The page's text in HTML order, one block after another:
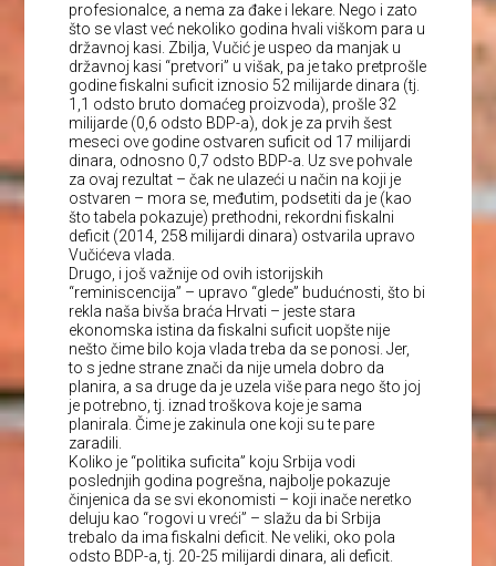
profesionalce, a nema za đake i lekare. Nego i zato
što se vlast već nekoliko godina hvali viškom para u
državnoj kasi. Zbilja, Vučić je uspeo da manjak u
državnoj kasi “pretvori” u višak, pa je tako pretprošle
godine fiskalni suficit iznosio 52 milijarde dinara (tj.
1,1 odsto bruto domaćeg proizvoda), prošle 32
milijarde (0,6 odsto BDP-a), dok je za prvih šest
meseci ove godine ostvaren suficit od 17 milijardi
dinara, odnosno 0,7 odsto BDP-a. Uz sve pohvale
za ovaj rezultat – čak ne ulazeći u način na koji je
ostvaren – mora se, međutim, podsetiti da je (kao
što tabela pokazuje) prethodni, rekordni fiskalni
deficit (2014, 258 milijardi dinara) ostvarila upravo
Vučićeva vlada.
Drugo, i još važnije od ovih istorijskih
“reminiscencija” – upravo “glede” budućnosti, što bi
rekla naša bivša braća Hrvati – jeste stara
ekonomska istina da fiskalni suficit uopšte nije
nešto čime bilo koja vlada treba da se ponosi. Jer,
to s jedne strane znači da nije umela dobro da
planira, a sa druge da je uzela više para nego što joj
je potrebno, tj. iznad troškova koje je sama
planirala. Čime je zakinula one koji su te pare
zaradili.
Koliko je “politika suficita” koju Srbija vodi
poslednjih godina pogrešna, najbolje pokazuje
činjenica da se svi ekonomisti – koji inače neretko
deluju kao “rogovi u vreći” – slažu da bi Srbija
trebalo da ima fiskalni deficit. Ne veliki, oko pola
odsto BDP-a, tj. 20-25 milijardi dinara, ali deficit.